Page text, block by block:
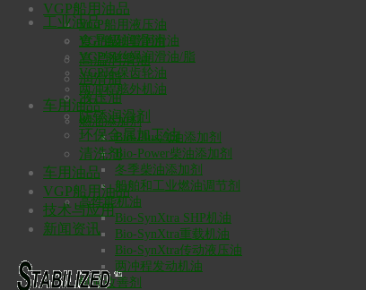
VGP船用油品
VGP船用液压油
VGP艉轴管润滑油
VGP钢丝绳润滑油/脂
VGP环保齿轮油
两冲程舷外机油
车用油品
燃油添加剂
Bio-Plus汽油添加剂
Bio-Power柴油添加剂
冬季柴油添加剂
船舶和工业燃油调节剂
高性能机油
Bio-SynXtra SHP机油
Bio-SynXtra重载机油
Bio-SynXtra传动液压油
两冲程发动机油
机油改善剂
工业油品
食品级润滑油
高温润滑油
润滑脂
液压油
防锈润滑剂
环保金属加工油
清洗剂
车用油品
VGP船用油品
技术与应用
新闻资讯